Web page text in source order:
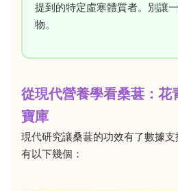
提到的特定虛寒體質者。別讓
物。
從現代營養學看桑葚：花
寶庫
現代研究讓桑葚的功效有了數據
有以下幾個：